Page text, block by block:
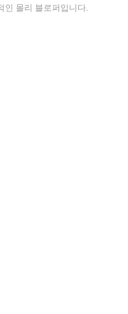
인 몰리 블로퍼입니다.